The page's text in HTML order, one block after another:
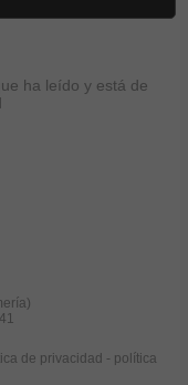
ha leído y está de
de privacidad - política